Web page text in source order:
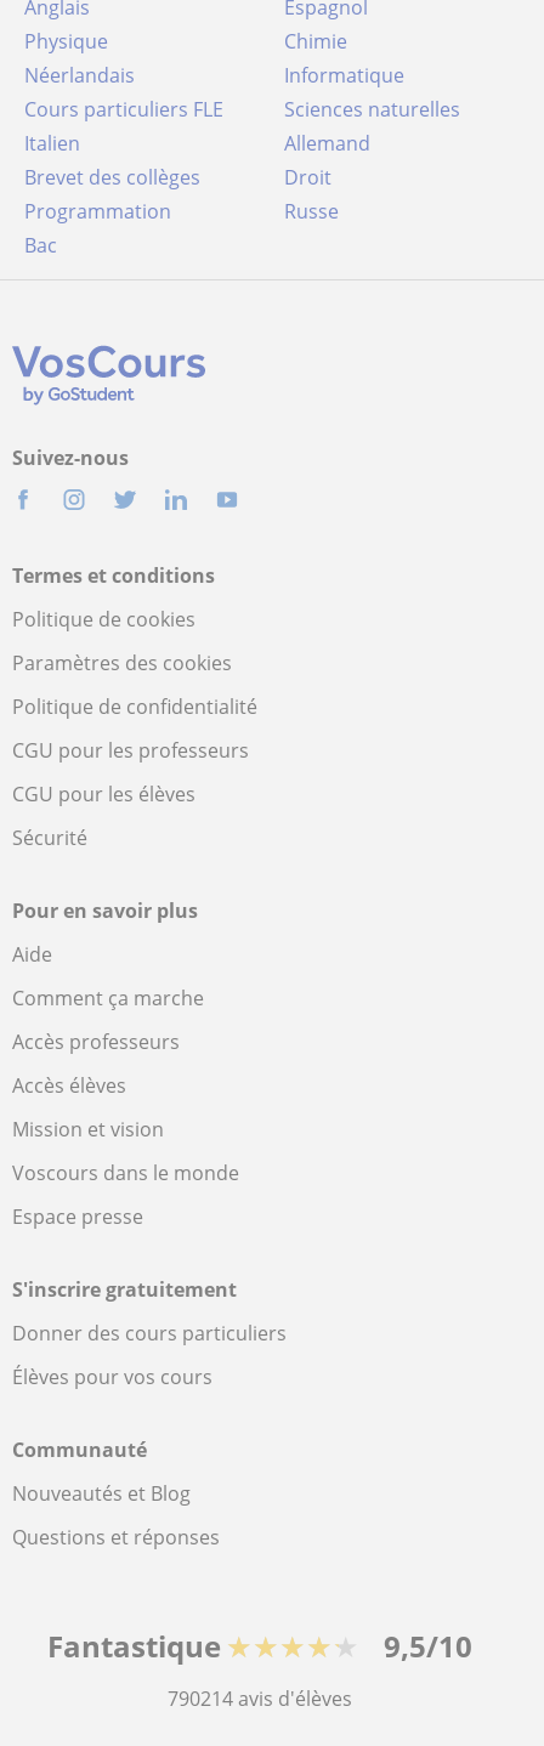
Anglais
Espagnol
Physique
Chimie
Néerlandais
Informatique
Cours particuliers FLE
Sciences naturelles
Italien
Allemand
Brevet des collèges
Droit
Programmation
Russe
Bac
Suivez-nous
Termes et conditions
Politique de cookies
Paramètres des cookies
Politique de confidentialité
CGU pour les professeurs
CGU pour les élèves
Sécurité
Pour en savoir plus
Aide
Comment ça marche
Accès professeurs
Accès élèves
Mission et vision
Voscours dans le monde
Espace presse
S'inscrire gratuitement
Donner des cours particuliers
Élèves pour vos cours
Communauté
Nouveautés et Blog
Questions et réponses
Fantastique ★★★★★ 9,5/10
790214avis d'élèves